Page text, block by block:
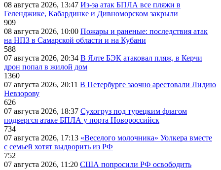
08 августа 2026, 13:47 Из-за атак БПЛА все пляжи в
Геленджике, Кабардинке и Дивноморском закрыли
909
08 августа 2026, 10:00 Пожары и раненые: последствия атак
на НПЗ в Самарской области и на Кубани
588
07 августа 2026, 20:34 В Ялте БЭК атаковал пляж, в Керчи
дрон попал в жилой дом
1360
07 августа 2026, 20:11 В Петербурге заочно арестовали Лидию
Невзорову
626
07 августа 2026, 18:37 Сухогруз под турецким флагом
подвергся атаке БПЛА у порта Новороссийск
734
07 августа 2026, 17:13 «Веселого молочника» Уолкера вместе
с семьей хотят выдворить из РФ
752
07 августа 2026, 11:20 США попросили РФ освободить